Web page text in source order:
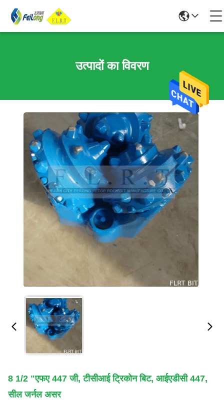
उत्पादों का विवरण
8 1/2 "एफए 447 जी, टीसीआई ट्रिकोन बिट, आईएडीसी 447,
सील जर्नल असर